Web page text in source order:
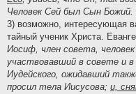
Человек Сей был Сын Божий.
3) возможно, интересующая
тайный ученик Христа.
Иосиф, член совета,
участвовавший в совете и
Иудейского, ожидавший
просил тела Иисусова; и,